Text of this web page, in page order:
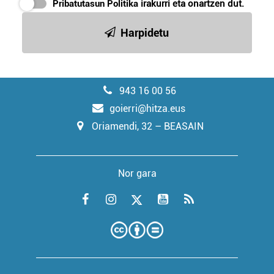
Pribatutasun Politika irakurri eta onartzen dut.
Harpidetu
943 16 00 56
goierri@hitza.eus
Oriamendi, 32 – BEASAIN
Nor gara